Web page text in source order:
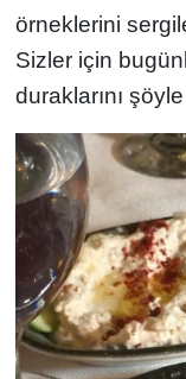
örneklerini
Sizler için
duraklarını